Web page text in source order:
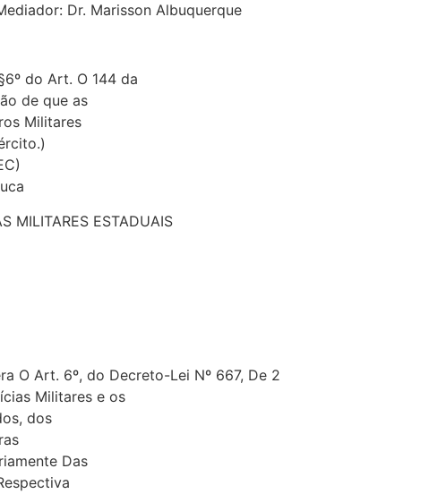
Dr. Marisson Albuquerque
do Art. O 144 da
de que as
Militares
MILITARES ESTADUAIS
O Art. 6º, do Decreto-Lei Nº 667, De 2
Militares e os
dos
Das